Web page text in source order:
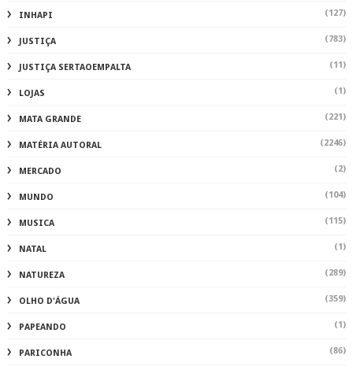
INHAPI (127)
JUSTIÇA (783)
JUSTIÇA SERTAOEMPALTA (11)
LOJAS (1)
MATA GRANDE (221)
MATÉRIA AUTORAL (2246)
MERCADO (2)
MUNDO (104)
MUSICA (115)
NATAL (1)
NATUREZA (289)
OLHO D'ÁGUA (359)
PAPEANDO (1)
PARICONHA (86)